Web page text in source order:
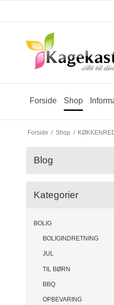
Forside Shop
Forside / Shop /
Blog
Kategorier
BOLIG
BOLIGINDRETNING
JUL
TIL BØRN
BBQ
OPBEVARING